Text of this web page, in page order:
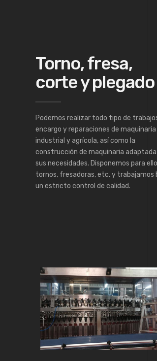
Torno, fresa,
corte y plegado
Podemos realizar todo tipo de
encargo y reparaciones de maquinaria
industrial y agrícola, así como la
construcción de maquinaria adaptada
sus necesidades. Disponemos para
tornos, fresadoras, etc. y trabajamos
un estricto control de calidad.